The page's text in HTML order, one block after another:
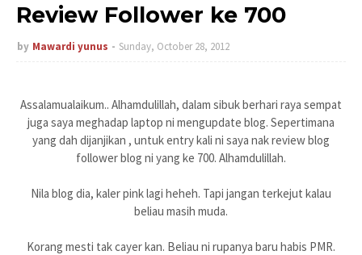
Review Follower ke 700
by Mawardi yunus Sunday, October 28, 2012
Assalamualaikum.. Alhamdulillah, dalam sibuk berhari raya sempat
juga saya meghadap laptop ni mengupdate blog. Sepertimana
yang dah dijanjikan , untuk entry kali ni saya nak review blog
follower blog ni yang ke 700. Alhamdulillah.
Nila blog dia, kaler pink lagi heheh. Tapi jangan terkejut kalau
beliau masih muda.
Korang mesti tak cayer kan. Beliau ni rupanya baru habis PMR.